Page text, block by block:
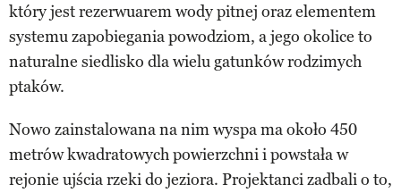
który jest rezerwuarem wody pitnej oraz elementem
systemu zapobiegania powodziom, a jego okolice to
naturalne siedlisko dla wielu gatunków rodzimych
ptaków.
Nowo zainstalowana na nim wyspa ma około 450
metrów kwadratowych powierzchni i powstała w
rejonie ujścia rzeki do jeziora. Projektanci zadbali o to,